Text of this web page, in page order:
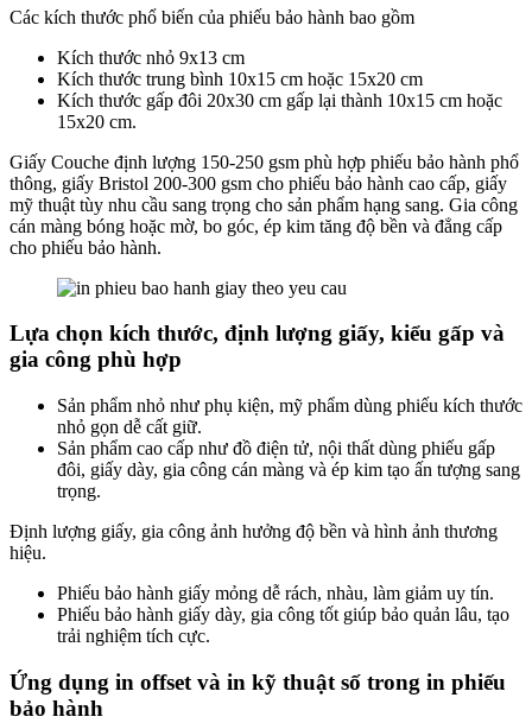
Các kích thước phổ biến của phiếu bảo hành bao gồm
Kích thước nhỏ 9x13 cm
Kích thước trung bình 10x15 cm hoặc 15x20 cm
Kích thước gấp đôi 20x30 cm gấp lại thành 10x15 cm hoặc
15x20 cm.
Giấy Couche định lượng 150-250 gsm phù hợp phiếu bảo hành phổ
thông, giấy Bristol 200-300 gsm cho phiếu bảo hành cao cấp, giấy
mỹ thuật tùy nhu cầu sang trọng cho sản phẩm hạng sang. Gia công
cán màng bóng hoặc mờ, bo góc, ép kim tăng độ bền và đẳng cấp
cho phiếu bảo hành.
Lựa chọn kích thước, định lượng giấy, kiểu gấp và
gia công phù hợp
Sản phẩm nhỏ như phụ kiện, mỹ phẩm dùng phiếu kích thước
nhỏ gọn dễ cất giữ.
Sản phẩm cao cấp như đồ điện tử, nội thất dùng phiếu gấp
đôi, giấy dày, gia công cán màng và ép kim tạo ấn tượng sang
trọng.
Định lượng giấy, gia công ảnh hưởng độ bền và hình ảnh thương
hiệu.
Phiếu bảo hành giấy mỏng dễ rách, nhàu, làm giảm uy tín.
Phiếu bảo hành giấy dày, gia công tốt giúp bảo quản lâu, tạo
trải nghiệm tích cực.
Ứng dụng in offset và in kỹ thuật số trong in phiếu
bảo hành